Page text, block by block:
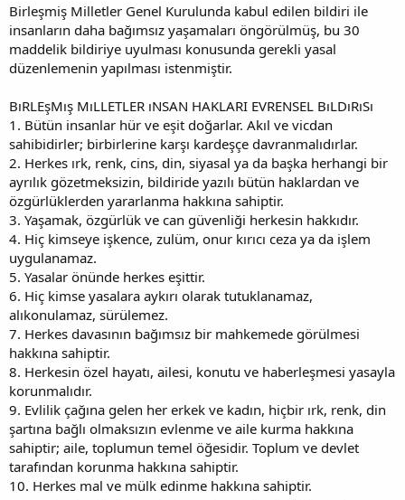
Birleşmiş Milletler Genel Kurulunda kabul edilen bildiri ile
insanların daha bağımsız yaşamaları öngörülmüş, bu 30
maddelik bildiriye uyulması konusunda gerekli yasal
düzenlemenin yapılması istenmiştir.
BıRLEşMış MıLLETLER ıNSAN HAKLARI EVRENSEL BıLDıRıSı
1. Bütün insanlar hür ve eşit doğarlar. Akıl ve vicdan
sahibidirler; birbirlerine karşı kardeşçe davranmalıdırlar.
2. Herkes ırk, renk, cins, din, siyasal ya da başka herhangi bir
ayrılık gözetmeksizin, bildiride yazılı bütün haklardan ve
özgürlüklerden yararlanma hakkına sahiptir.
3. Yaşamak, özgürlük ve can güvenliği herkesin hakkıdır.
4. Hiç kimseye işkence, zulüm, onur kırıcı ceza ya da işlem
uygulanamaz.
5. Yasalar önünde herkes eşittir.
6. Hiç kimse yasalara aykırı olarak tutuklanamaz,
alıkonulamaz, sürülemez.
7. Herkes davasının bağımsız bir mahkemede görülmesi
hakkına sahiptir.
8. Herkesin özel hayatı, ailesi, konutu ve haberleşmesi yasayla
korunmalıdır.
9. Evlilik çağına gelen her erkek ve kadın, hiçbir ırk, renk, din
şartına bağlı olmaksızın evlenme ve aile kurma hakkına
sahiptir; aile, toplumun temel öğesidir. Toplum ve devlet
tarafından korunma hakkına sahiptir.
10. Herkes mal ve mülk edinme hakkına sahiptir.